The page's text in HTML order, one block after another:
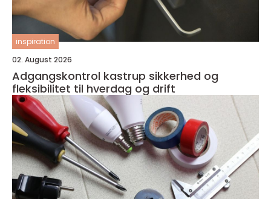
inspiration
02. August 2026
Adgangskontrol kastrup sikkerhed og
fleksibilitet til hverdag og drift